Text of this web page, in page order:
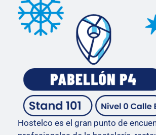
Hostelco es el gran punto de